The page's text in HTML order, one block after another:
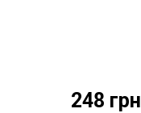
248 грн